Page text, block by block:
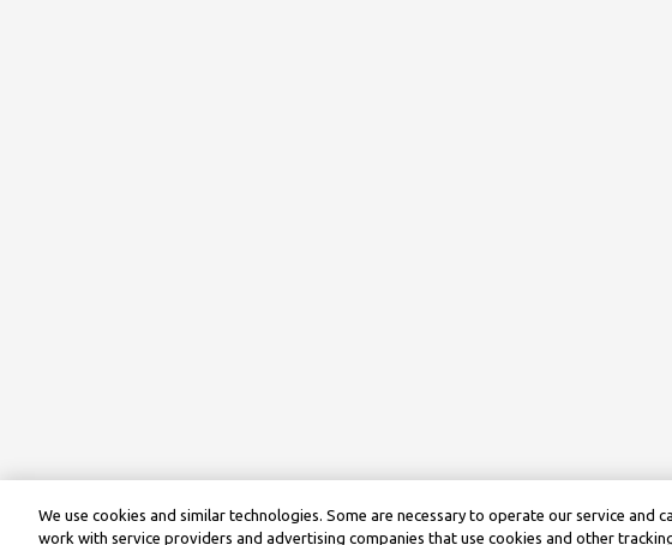
We use cookies and similar technologies. Some are necessary to operate our service and
work with service providers and advertising companies that use cookies and other